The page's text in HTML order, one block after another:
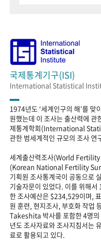
국제통계기구(ISI)
International Statistical
1974년도 ‘세계인구의 해’를 맞
원했는데 이 조사는 출산력에 관
제통계학회(International
관한 범세계적인 규모의 조사 연
세계출산력조사(World
(Korean National Fertility
기획원 조사통계국이 공동으로
기술자문이 있었다. 이를 위해
한 조사예산은 $234,529이며,
원 훈련, 현지조사, 부호화 작업
Takeshita 박사를 포함한 4명
년도 조사자료와 조사지침서는
료로 활용되고 있다.